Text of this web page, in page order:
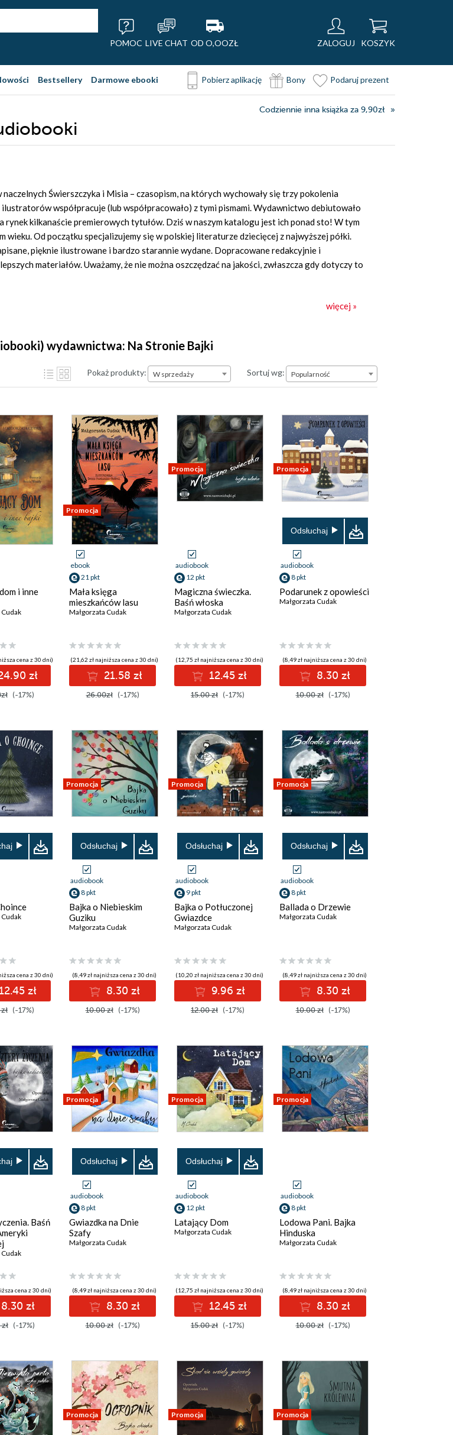
POMOC LIVE CHAT OD O,OOZŁ ZALOGUJ KOSZYK
Bestsellery Darmowe ebooki Pobierz aplikację Bony Podaruj prezent
Codziennie inna książka za 9,90zł
Świerszczyka i Misia – czasopism, na których wychowały się trzy pokolenia
współpracuje (lub współpracowało) z tymi pismami. Wydawnictwo debiutowało
rynek kilkanaście premierowych tytułów. Dziś w naszym katalogu jest ich ponad sto! W tym
wieku. Od początku specjalizujemy się w polskiej literaturze dziecięcej z najwyższej półki.
pięknie ilustrowane i bardzo starannie wydane. Dopracowane redakcyjnie i
materiałów. Uważamy, że nie można oszczędzać na jakości, zwłaszcza gdy dotyczy to
więcej »
wydawnictwa: Na Stronie Bajki
Pokaż produkty: W sprzedaży Sortuj wg:Popularność
Popularność
i inne
cena z 30 dni)
zł
(-17%)
Promocja
ebook
21 pkt
Mała księga
mieszkańców lasu
Małgorzata Cudak
(21,62 zł najniższa cena z 30 dni)
21.58 zł
26.00zł (-17%)
Promocja
audiobook
12 pkt
Magiczna świeczka.
Baśń włoska
Małgorzata Cudak
(12,75 zł najniższa cena z 30 dni)
12.45 zł
15.00 zł (-17%)
Promocja
Odsłuchaj
audiobook
8 pkt
Podarunek z opowieści
Małgorzata Cudak
(8,49 zł najniższa cena z 30 dni)
8.30 zł
10.00 zł (-17%)
cena z 30 dni)
12.45 zł
(-17%)
Promocja
Odsłuchaj
audiobook
8 pkt
Bajka o Niebieskim
Guziku
Małgorzata Cudak
(8,49 zł najniższa cena z 30 dni)
8.30 zł
10.00 zł (-17%)
Promocja
Odsłuchaj
audiobook
9 pkt
Bajka o Potłuczonej
Gwiazdce
Małgorzata Cudak
(10,20 zł najniższa cena z 30 dni)
9.96 zł
12.00 zł (-17%)
Promocja
Odsłuchaj
audiobook
8 pkt
Ballada o Drzewie
Małgorzata Cudak
(8,49 zł najniższa cena z 30 dni)
8.30 zł
10.00 zł (-17%)
Baśń
cena z 30 dni)
8.30 zł
(-17%)
Promocja
Odsłuchaj
audiobook
8 pkt
Gwiazdka na Dnie
Szafy
Małgorzata Cudak
(8,49 zł najniższa cena z 30 dni)
8.30 zł
10.00 zł (-17%)
Promocja
Odsłuchaj
audiobook
12 pkt
Latający Dom
Małgorzata Cudak
(12,75 zł najniższa cena z 30 dni)
12.45 zł
15.00 zł (-17%)
Promocja
audiobook
8 pkt
Lodowa Pani. Bajka
Hinduska
Małgorzata Cudak
(8,49 zł najniższa cena z 30 dni)
8.30 zł
10.00 zł (-17%)
Promocja Promocja Promocja